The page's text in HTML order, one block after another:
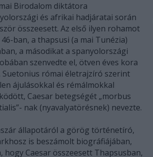
Birodalom diktátora
és afrikai hadjáratai során
összeesett. Az első ilyen rohamot
46-ban, a thapsusi (a mai Tunézia)
a másodikat a spanyolországi
szenvedte el, ötven éves kora
Suetonius római életrajzíró szerint
ájulásokkal és rémálmokkal
Caesar betegségét „morbus
nak (nyavalyatörésnek) nevezte.
állapotáról a görög történetíró,
is beszámolt biográfiájában,
hogy Caesar összeesett Thapsusban,